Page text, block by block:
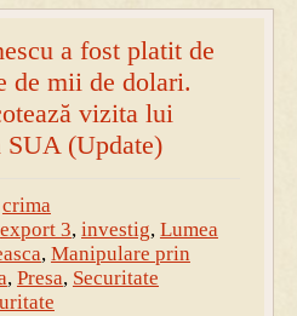
a fost platit de
de mii de dolari.
vizita lui
SUA (Update)
crima
export 3, investig, Lumea
, Manipulare prin
, Presa, Securitate